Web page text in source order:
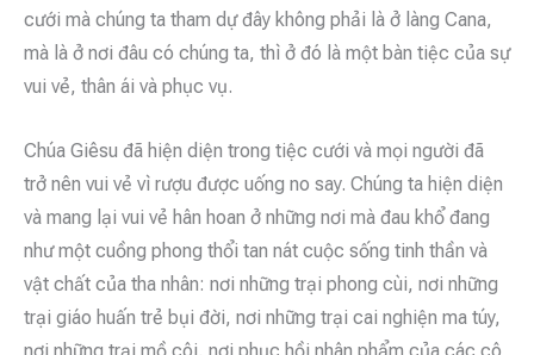
cưới mà chúng ta tham dự đây không phải là ở làng Cana,
mà là ở nơi đâu có chúng ta, thì ở đó là một bàn tiệc của sự
vui vẻ, thân ái và phục vụ.
Chúa Giêsu đã hiện diện trong tiệc cưới và mọi người đã
trở nên vui vẻ vì rượu được uống no say. Chúng ta hiện diện
và mang lại vui vẻ hân hoan ở những nơi mà đau khổ đang
như một cuồng phong thổi tan nát cuộc sống tinh thần và
vật chất của tha nhân: nơi những trại phong cùi, nơi những
trại giáo huấn trẻ bụi đời, nơi những trại cai nghiện ma túy,